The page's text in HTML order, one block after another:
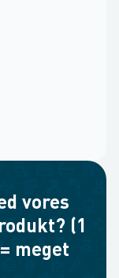
vores
(1
meget